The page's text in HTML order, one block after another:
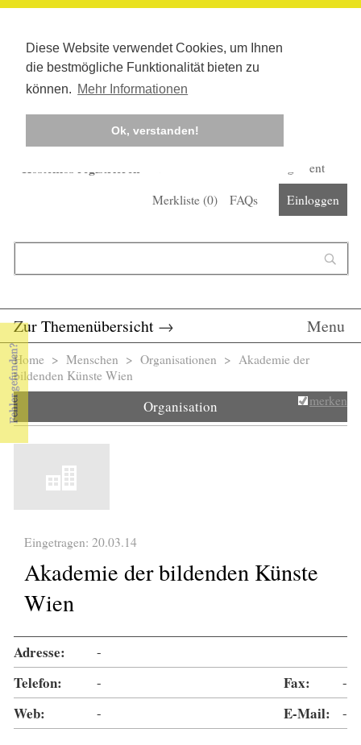
Diese Website verwendet Cookies, um Ihnen
die bestmögliche Funktionalität bieten zu
können. Mehr Informationen
Ok, verstanden!
Kostenlos registrieren
Corona-Management
Merkliste (0) FAQs Einloggen
Zur Themenübersicht → Menu
Sie sind hier
Home > Menschen > Organisationen > Akademie der
bildenden Künste Wien
Organisation merken
Eingetragen: 20.03.14
Akademie der bildenden Künste
Wien
Adresse: -
Telefon: - Fax: -
Web: - E-Mail: -